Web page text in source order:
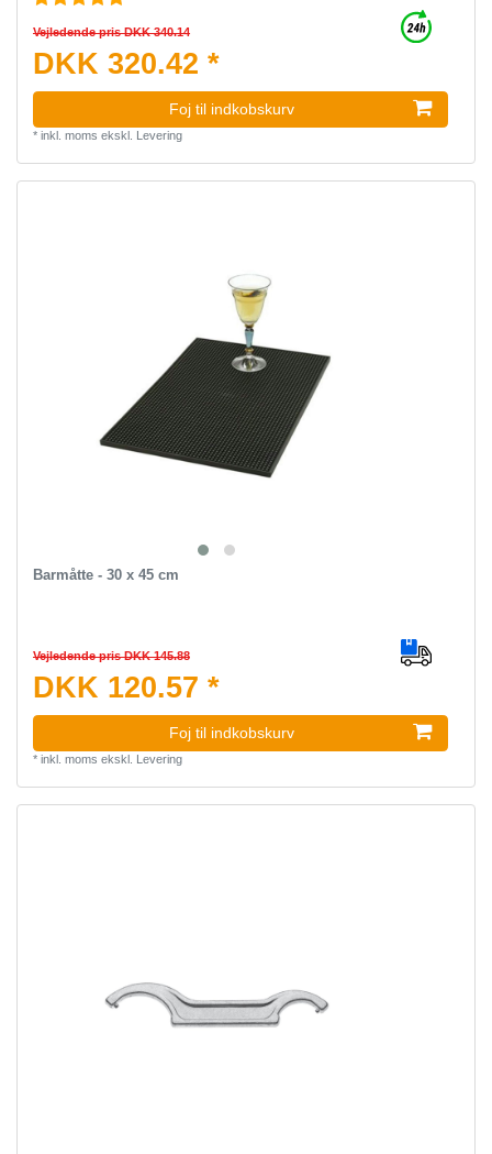
Vejledende pris DKK 340.14
DKK 320.42 *
Foj til indkobskurv
* inkl. moms ekskl. Levering
Barmåtte - 30 x 45 cm
Vejledende pris DKK 145.88
DKK 120.57 *
Foj til indkobskurv
* inkl. moms ekskl. Levering